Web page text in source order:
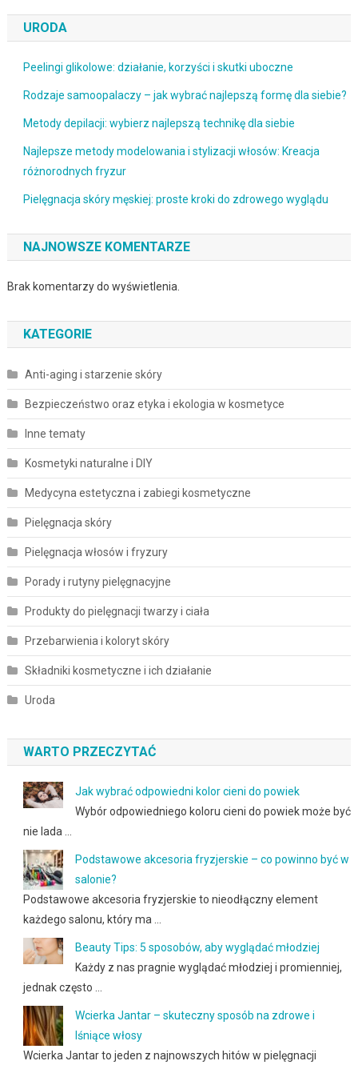
URODA
Peelingi glikolowe: działanie, korzyści i skutki uboczne
Rodzaje samoopalaczy – jak wybrać najlepszą formę dla siebie?
Metody depilacji: wybierz najlepszą technikę dla siebie
Najlepsze metody modelowania i stylizacji włosów: Kreacja
różnorodnych fryzur
Pielęgnacja skóry męskiej: proste kroki do zdrowego wyglądu
NAJNOWSZE KOMENTARZE
Brak komentarzy do wyświetlenia.
KATEGORIE
Anti-aging i starzenie skóry
Bezpieczeństwo oraz etyka i ekologia w kosmetyce
Inne tematy
Kosmetyki naturalne i DIY
Medycyna estetyczna i zabiegi kosmetyczne
Pielęgnacja skóry
Pielęgnacja włosów i fryzury
Porady i rutyny pielęgnacyjne
Produkty do pielęgnacji twarzy i ciała
Przebarwienia i koloryt skóry
Składniki kosmetyczne i ich działanie
Uroda
WARTO PRZECZYTAĆ
Jak wybrać odpowiedni kolor cieni do powiek
Wybór odpowiedniego koloru cieni do powiek może być
nie lada …
Podstawowe akcesoria fryzjerskie – co powinno być w
salonie?
Podstawowe akcesoria fryzjerskie to nieodłączny element
każdego salonu, który ma …
Beauty Tips: 5 sposobów, aby wyglądać młodziej
Każdy z nas pragnie wyglądać młodziej i promienniej,
jednak często …
Wcierka Jantar – skuteczny sposób na zdrowe i
lśniące włosy
Wcierka Jantar to jeden z najnowszych hitów w pielęgnacji